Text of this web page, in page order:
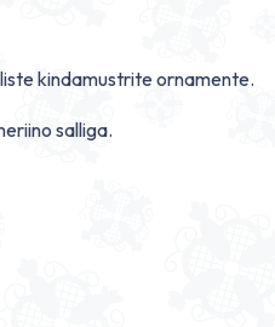
kindamustrite ornamente.
salliga.